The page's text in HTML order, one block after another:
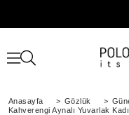
Anasayfa > Gözlük >
Kahverengi Aynalı Yuvarlak